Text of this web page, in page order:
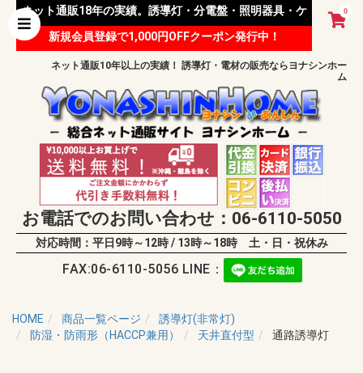
0
ネット通販18年の実績。誘導灯・分電盤・照明器具・ケ
ーブル等 様々な資材を取り扱っています。
新規会員登録で1,000円OFFクーポン発行中！
ネット通販10年以上の実績！ 誘導灯・電材の販売ならヨナシンホー
ム
お電話でのお問い合わせ：06-6110-5050
対応時間：平日9時～12時 / 13時～18時 土・日・祝休み
FAX:06-6110-5056 LINE：
HOME 商品一覧ページ
誘導灯(非常灯)
防湿・防雨形（HACCP兼用）
天井直付型 通路誘導灯